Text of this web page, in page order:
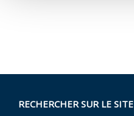
RECHERCHER SUR LE SITE